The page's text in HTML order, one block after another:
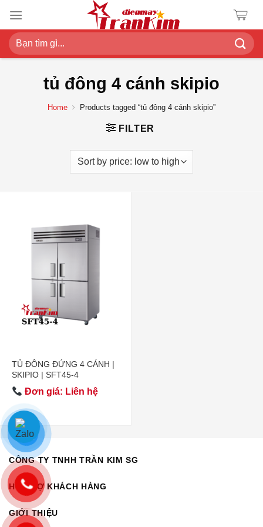
đến
nội
dung
Search
for:
tủ đông 4 cánh skipio
Home Products tagged “tủ đông 4 cánh skipio”
FILTER
TỦ ĐÔNG ĐỨNG 4 CÁNH |
SKIPIO | SFT45-4
Đơn giá: Liên hệ
CÔNG TY TNHH TRẦN KIM SG
HỖ TRỢ KHÁCH HÀNG
GIỚI THIỆU